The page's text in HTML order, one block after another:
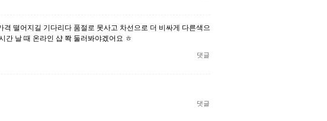
떨어지길 기다리다 품절로 못사고 차선으로 더 비싸게 다른색으
간 날 때 온라인 샵 쫙 둘러봐야겠어요 ㅎ
댓글
댓글